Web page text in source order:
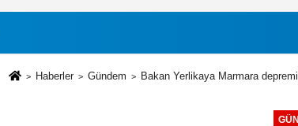
Haberler Gündem Bakan Yerlikaya Marmara